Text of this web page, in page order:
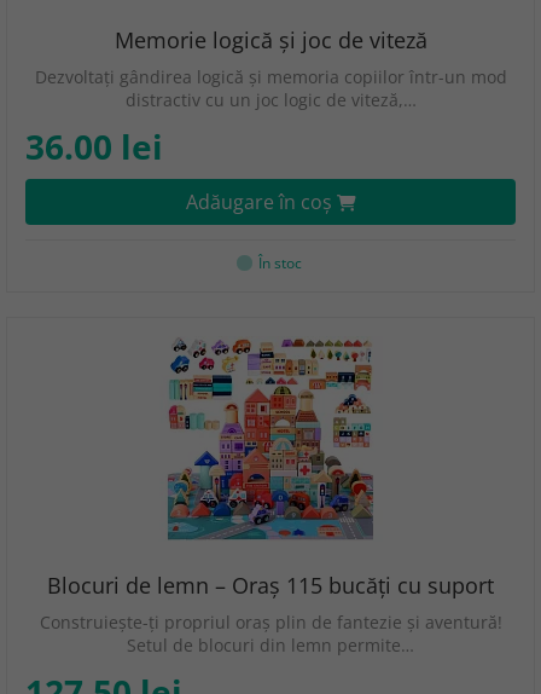
Memorie logică și joc de viteză
Dezvoltați gândirea logică și memoria copiilor într-un mod
distractiv cu un joc logic de viteză,…
36.00 lei
Adăugare în coş
În stoc
Blocuri de lemn – Oraș 115 bucăți cu suport
Construiește-ți propriul oraș plin de fantezie și aventură!
Setul de blocuri din lemn permite…